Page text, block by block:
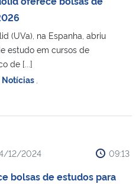
(UVa), na Espanha, abriu
estudo em cursos de
de [...]
Notícias
12/2024 09:13
bolsas de estudos para